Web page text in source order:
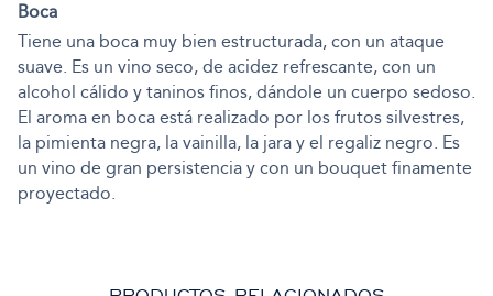
Boca
Tiene una boca muy bien estructurada, con un ataque
suave. Es un vino seco, de acidez refrescante, con un
alcohol cálido y taninos finos, dándole un cuerpo sedoso.
El aroma en boca está realizado por los frutos silvestres,
la pimienta negra, la vainilla, la jara y el regaliz negro. Es
un vino de gran persistencia y con un bouquet finamente
proyectado.